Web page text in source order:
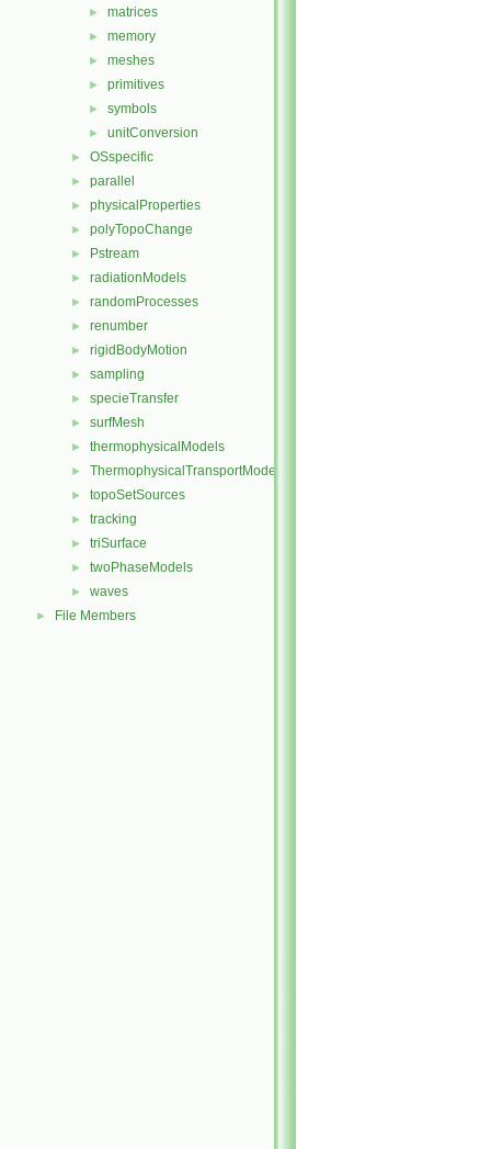
► matrices
► memory
► meshes
► primitives
► symbols
► unitConversion
► OSspecific
► parallel
► physicalProperties
► polyTopoChange
► Pstream
► radiationModels
► randomProcesses
► renumber
► rigidBodyMotion
► sampling
► specieTransfer
► surfMesh
► thermophysicalModels
► ThermophysicalTransportModels
► topoSetSources
► tracking
► triSurface
► twoPhaseModels
► waves
► File Members